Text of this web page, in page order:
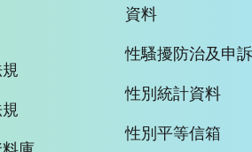
資料
性騷擾防治及申訴
性別統計資料
性別平等信箱